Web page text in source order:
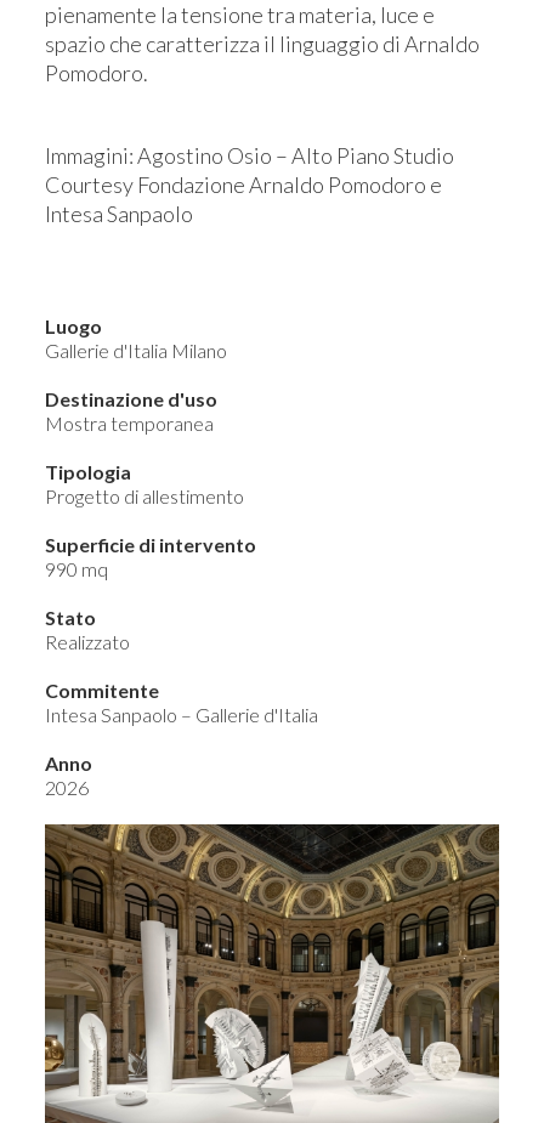
pienamente la tensione tra materia, luce e
spazio che caratterizza il linguaggio di Arnaldo
Pomodoro.
Immagini: Agostino Osio – Alto Piano Studio
Courtesy Fondazione Arnaldo Pomodoro e
Intesa Sanpaolo
Luogo
Gallerie d'Italia Milano
Destinazione d'uso
Mostra temporanea
Tipologia
Progetto di allestimento
Superficie di intervento
990 mq
Stato
Realizzato
Commitente
Intesa Sanpaolo – Gallerie d'Italia
Anno
2026